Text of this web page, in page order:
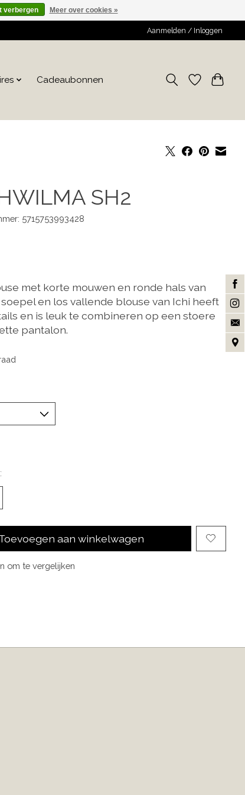
Aanmelden / Inloggen
Cadeaubonnen
SH2
5715753993428
met korte mouwen en ronde hals van
soepel en los vallende blouse van Ichi heeft
en is leuk te combineren op een stoere
pantalon.
aan winkelwagen
om te vergelijken
verbergen Meer over cookies »